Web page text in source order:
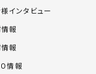
インタビュー
報
報
情報